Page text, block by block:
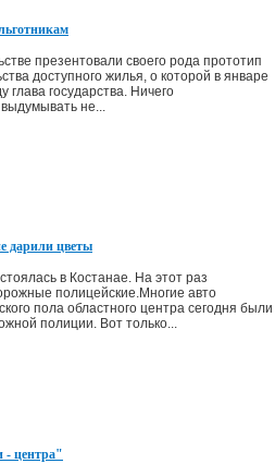
презентовали своего рода прототип
доступного жилья, о которой в январе
глава государства. Ничего
не...
дарили цветы
в Костанае. На этот раз
полицейские.Многие авто
пола областного центра сегодня были
полиции. Вот только...
- центра"